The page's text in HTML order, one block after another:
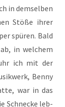
in dem­sel­ben
Stö­ße ihrer
spü­ren. Bald
in wel­chem
ich mit der
Ben­ny
war in das
Schne­cke leb­